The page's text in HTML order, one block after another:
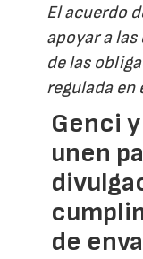
El acuerdo
apoyar a
de las
regulada en
Genci
unen
de